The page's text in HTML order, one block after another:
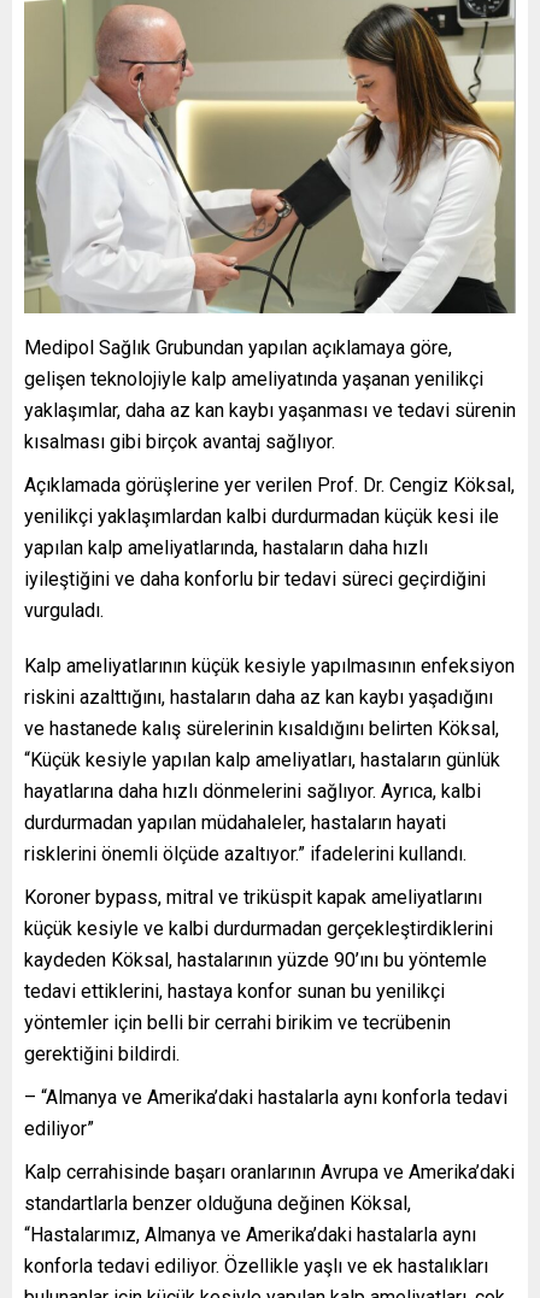
Medipol Sağlık Grubundan yapılan açıklamaya göre,
gelişen teknolojiyle kalp ameliyatında yaşanan yenilikçi
yaklaşımlar, daha az kan kaybı yaşanması ve tedavi sürenin
kısalması gibi birçok avantaj sağlıyor.
Açıklamada görüşlerine yer verilen Prof. Dr. Cengiz Köksal,
yenilikçi yaklaşımlardan kalbi durdurmadan küçük kesi ile
yapılan kalp ameliyatlarında, hastaların daha hızlı
iyileştiğini ve daha konforlu bir tedavi süreci geçirdiğini
vurguladı.
Kalp ameliyatlarının küçük kesiyle yapılmasının enfeksiyon
riskini azalttığını, hastaların daha az kan kaybı yaşadığını
ve hastanede kalış sürelerinin kısaldığını belirten Köksal,
“Küçük kesiyle yapılan kalp ameliyatları, hastaların günlük
hayatlarına daha hızlı dönmelerini sağlıyor. Ayrıca, kalbi
durdurmadan yapılan müdahaleler, hastaların hayati
risklerini önemli ölçüde azaltıyor.” ifadelerini kullandı.
Koroner bypass, mitral ve triküspit kapak ameliyatlarını
küçük kesiyle ve kalbi durdurmadan gerçekleştirdiklerini
kaydeden Köksal, hastalarının yüzde 90’ını bu yöntemle
tedavi ettiklerini, hastaya konfor sunan bu yenilikçi
yöntemler için belli bir cerrahi birikim ve tecrübenin
gerektiğini bildirdi.
– “Almanya ve Amerika’daki hastalarla aynı konforla tedavi
ediliyor”
Kalp cerrahisinde başarı oranlarının Avrupa ve Amerika’daki
standartlarla benzer olduğuna değinen Köksal,
“Hastalarımız, Almanya ve Amerika’daki hastalarla aynı
konforla tedavi ediliyor. Özellikle yaşlı ve ek hastalıkları